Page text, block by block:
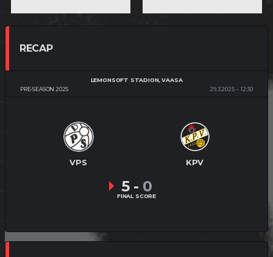
RECAP
PRE-SEASON 2025
LEMONSOFT STADION, VAASA
29.3.2025
12:30
VPS KPV
5 - 0
FINAL SCORE